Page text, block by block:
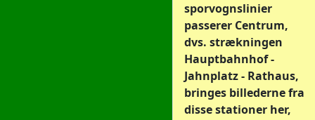
sporvognslinier
passerer Centrum,
dvs. strækningen
Hauptbahnhof -
Jahnplatz - Rathaus,
bringes billederne fra
disse stationer her,